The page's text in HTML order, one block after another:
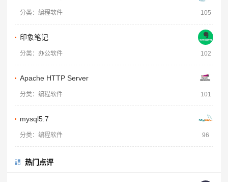
分类：编程软件 105
印象笔记
分类：办公软件 102
Apache HTTP Server
分类：编程软件 101
mysql5.7
分类：编程软件 96
热门点评